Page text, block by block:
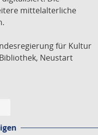
mittelalterliche
für Kultur
Neustart